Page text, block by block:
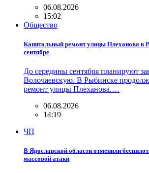
06.08.2026
15:02
Общество
Капитальный ремонт улицы Плеханова в
сентябре
До середины сентября планируют
Волочаевскую. В Рыбинске
ремонт улицы Плеханова.…
06.08.2026
14:19
ЧП
В Ярославской области отменили
массовой атаки